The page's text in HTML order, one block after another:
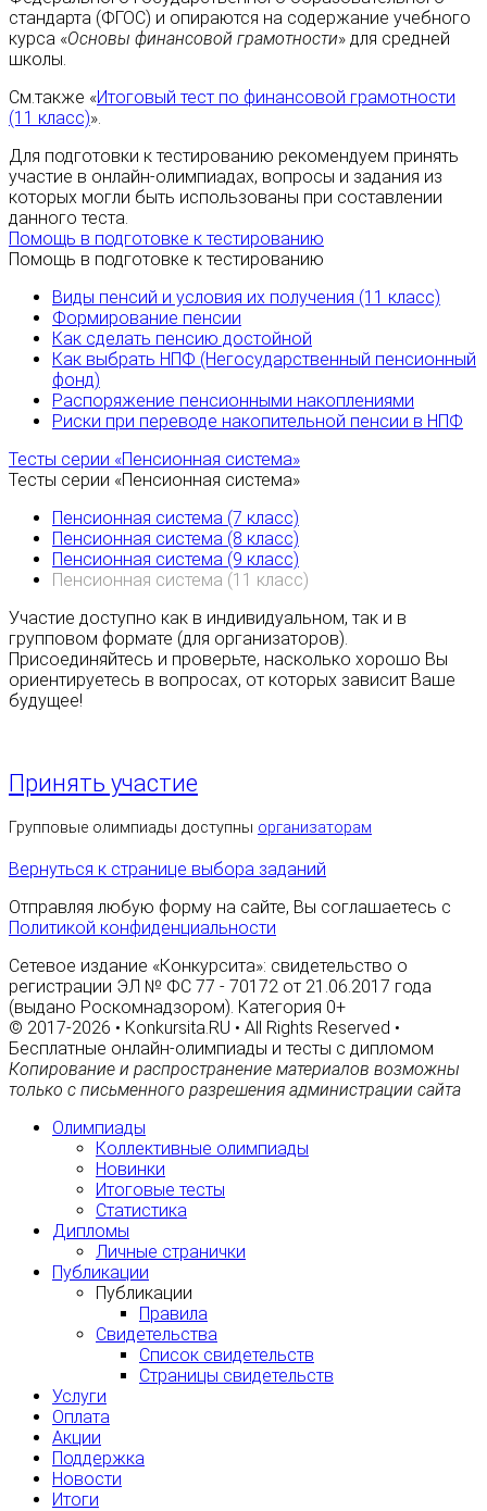
стандарта (ФГОС) и опираются на содержание учебного
курса «Основы финансовой грамотности» для средней
школы.
См.также «Итоговый тест по финансовой грамотности
(11 класс)».
Для подготовки к тестированию рекомендуем принять
участие в онлайн-олимпиадах, вопросы и задания из
которых могли быть использованы при составлении
данного теста.
Помощь в подготовке к тестированию
Помощь в подготовке к тестированию
Виды пенсий и условия их получения (11 класс)
Формирование пенсии
Как сделать пенсию достойной
Как выбрать НПФ (Негосударственный пенсионный
фонд)
Распоряжение пенсионными накоплениями
Риски при переводе накопительной пенсии в НПФ
Тесты серии «Пенсионная система»
Тесты серии «Пенсионная система»
Пенсионная система (7 класс)
Пенсионная система (8 класс)
Пенсионная система (9 класс)
Пенсионная система (11 класс)
Участие доступно как в индивидуальном, так и в
групповом формате (для организаторов).
Присоединяйтесь и проверьте, насколько хорошо Вы
ориентируетесь в вопросах, от которых зависит Ваше
будущее!
Принять участие
Групповые олимпиады доступны организаторам
Вернуться к странице выбора заданий
Отправляя любую форму на сайте, Вы соглашаетесь с
Политикой конфиденциальности
Сетевое издание «Конкурсита»: свидетельство о
регистрации ЭЛ № ФС 77 - 70172 от 21.06.2017 года
(выдано Роскомнадзором). Категория 0+
© 2017-2026 • Konkursita.RU • All Rights Reserved •
Бесплатные онлайн-олимпиады и тесты с дипломом
Копирование и распространение материалов возможны
только с письменного разрешения администрации сайта
Олимпиады
Коллективные олимпиады
Новинки
Итоговые тесты
Статистика
Дипломы
Личные странички
Публикации
Публикации
Правила
Свидетельства
Список свидетельств
Страницы свидетельств
Услуги
Оплата
Акции
Поддержка
Новости
Итоги